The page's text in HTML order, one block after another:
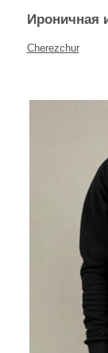
Ироничная
Cherezchur